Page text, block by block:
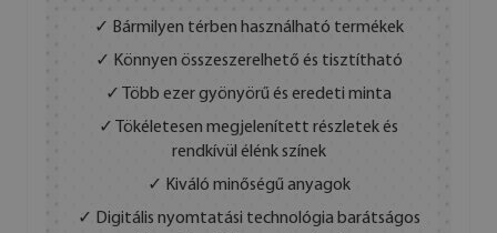
✓ Bármilyen térben használható termékek
✓ Könnyen összeszerelhető és tisztítható
✓ Több ezer gyönyörű és eredeti minta
✓ Tökéletesen megjelenített részletek és
rendkívül élénk színek
✓ Kiváló minőségű anyagok
✓ Digitális nyomtatási technológia barátságos